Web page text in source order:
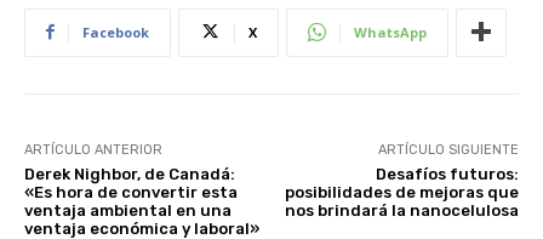
Facebook X WhatsApp
ARTÍCULO ANTERIOR
Derek Nighbor, de Canadá:
«Es hora de convertir esta
ventaja ambiental en una
ventaja económica y laboral»
ARTÍCULO SIGUIENTE
Desafíos futuros:
posibilidades de mejoras que
nos brindará la nanocelulosa